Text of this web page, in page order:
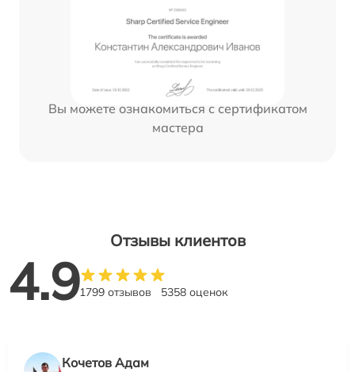
Вы можете ознакомиться с сертификатом
мастера
Отзывы клиентов
4.91799 отзывов 5358 оценок
Кочетов Адам